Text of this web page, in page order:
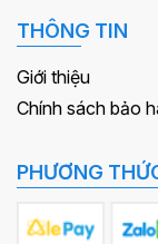
THÔNG TIN
Giới thiệu
Chính sách bảo
PHƯƠNG